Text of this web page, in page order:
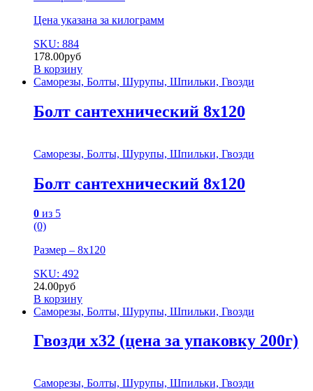
Цена указана за килограмм
SKU: 884
178.00руб
В корзину
Саморезы, Болты, Шурупы, Шпильки, Гвозди
Болт сантехнический 8х120
Саморезы, Болты, Шурупы, Шпильки, Гвозди
Болт сантехнический 8х120
0 из 5
(0)
Размер – 8х120
SKU: 492
24.00руб
В корзину
Саморезы, Болты, Шурупы, Шпильки, Гвозди
Гвозди х32 (цена за упаковку 200г)
Саморезы, Болты, Шурупы, Шпильки, Гвозди